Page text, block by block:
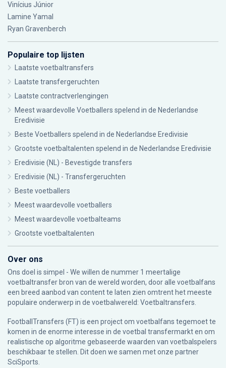
Vinícius Júnior
Lamine Yamal
Ryan Gravenberch
Populaire top lijsten
Laatste voetbaltransfers
Laatste transfergeruchten
Laatste contractverlengingen
Meest waardevolle Voetballers spelend in de Nederlandse
Eredivisie
Beste Voetballers spelend in de Nederlandse Eredivisie
Grootste voetbaltalenten spelend in de Nederlandse Eredivisie
Eredivisie (NL) - Bevestigde transfers
Eredivisie (NL) - Transfergeruchten
Beste voetballers
Meest waardevolle voetballers
Meest waardevolle voetbalteams
Grootste voetbaltalenten
Over ons
Ons doel is simpel - We willen de nummer 1 meertalige
voetbaltransfer bron van de wereld worden, door alle voetbalfans
een breed aanbod van content te laten zien omtrent het meeste
populaire onderwerp in de voetbalwereld: Voetbaltransfers.
FootballTransfers (FT) is een project om voetbalfans tegemoet te
komen in de enorme interesse in de voetbal transfermarkt en om
realistische op algoritme gebaseerde waarden van voetbalspelers
beschikbaar te stellen. Dit doen we samen met onze partner
SciSports